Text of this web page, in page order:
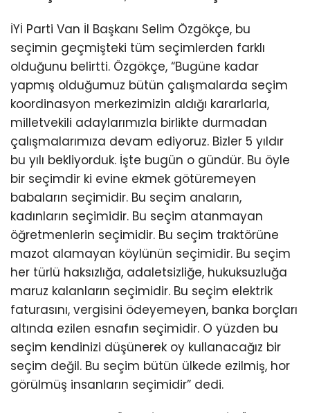
İYİ Parti Van İl Başkanı Selim Özgökçe, bu
seçimin geçmişteki tüm seçimlerden farklı
olduğunu belirtti. Özgökçe, “Bugüne kadar
yapmış olduğumuz bütün çalışmalarda seçim
koordinasyon merkezimizin aldığı kararlarla,
milletvekili adaylarımızla birlikte durmadan
çalışmalarımıza devam ediyoruz. Bizler 5 yıldır
bu yılı bekliyorduk. İşte bugün o gündür. Bu öyle
bir seçimdir ki evine ekmek götüremeyen
babaların seçimidir. Bu seçim anaların,
kadınların seçimidir. Bu seçim atanmayan
öğretmenlerin seçimidir. Bu seçim traktörüne
mazot alamayan köylünün seçimidir. Bu seçim
her türlü haksızlığa, adaletsizliğe, hukuksuzluğa
maruz kalanların seçimidir. Bu seçim elektrik
faturasını, vergisini ödeyemeyen, banka borçları
altında ezilen esnafın seçimidir. O yüzden bu
seçim kendinizi düşünerek oy kullanacağız bir
seçim değil. Bu seçim bütün ülkede ezilmiş, hor
görülmüş insanların seçimidir” dedi.